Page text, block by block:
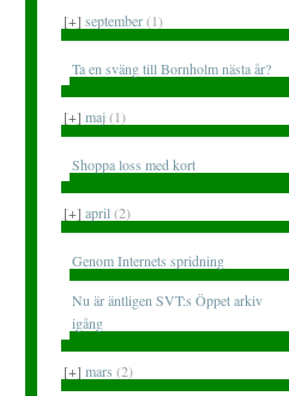
[+] september(1)
Ta en sväng till Bornholm nästa år?
[+] maj(1)
Shoppa loss med kort
[+] april (2)
Genom Internets spridning
Nu är äntligen SVT:s Öppet arkiv
igång
[+] mars (2)